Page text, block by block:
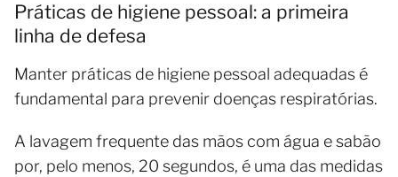
Práticas de higiene pessoal: a primeira
linha de defesa
Manter práticas de higiene pessoal adequadas é
fundamental para prevenir doenças respiratórias.
A lavagem frequente das mãos com água e sabão
por, pelo menos, 20 segundos, é uma das medidas